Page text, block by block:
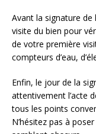
Avant la signature de
visite du bien pour
de votre première
compteurs d’eau,
Enfin, le jour de la
attentivement l’acte
tous les points
N’hésitez pas à